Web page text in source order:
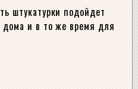
штукатурки подойдет
и в то же время для